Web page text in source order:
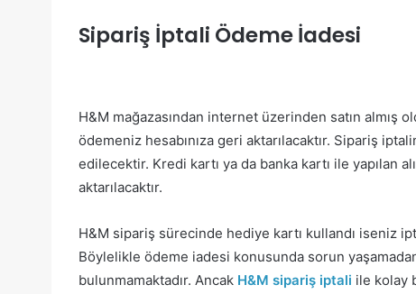
Sipariş İptali Ödeme İadesi
H&M mağazasından internet üzerinden satın
ödemeniz hesabınıza geri aktarılacaktır. Sipariş
edilecektir. Kredi kartı ya da banka kartı ile yapılan
aktarılacaktır.
H&M sipariş sürecinde hediye kartı kullandı iseniz
Böylelikle ödeme iadesi konusunda sorun
bulunmamaktadır. Ancak H&M sipariş iptali ile kolay